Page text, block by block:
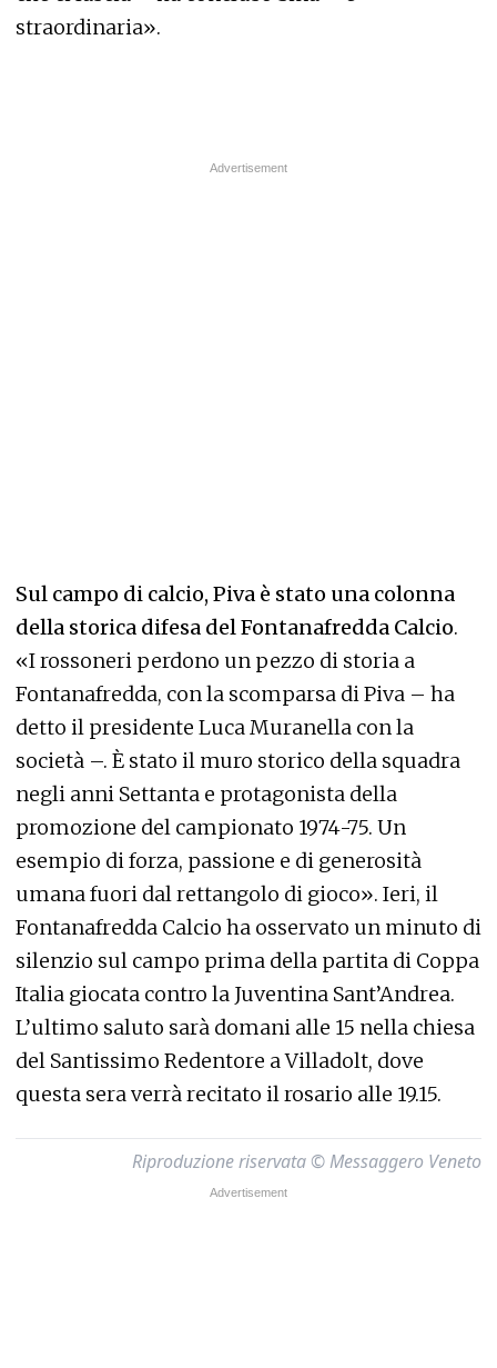
straordinaria».
Sul campo di calcio, Piva è stato una colonna
della storica difesa del Fontanafredda Calcio.
«I rossoneri perdono un pezzo di storia a
Fontanafredda, con la scomparsa di Piva – ha
detto il presidente Luca Muranella con la
società –. È stato il muro storico della squadra
negli anni Settanta e protagonista della
promozione del campionato 1974-75. Un
esempio di forza, passione e di generosità
umana fuori dal rettangolo di gioco». Ieri, il
Fontanafredda Calcio ha osservato un minuto di
silenzio sul campo prima della partita di Coppa
Italia giocata contro la Juventina Sant’Andrea.
L’ultimo saluto sarà domani alle 15 nella chiesa
del Santissimo Redentore a Villadolt, dove
questa sera verrà recitato il rosario alle 19.15.
Riproduzione riservata © Messaggero Veneto